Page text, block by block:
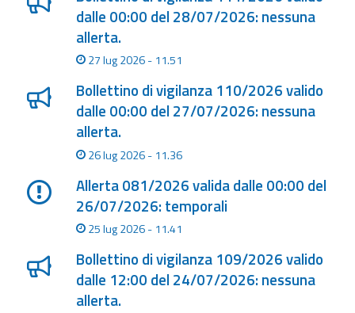
dalle 00:00 del 28/07/2026: nessuna
allerta.
27 lug 2026 - 11.51
Bollettino di vigilanza 110/2026 valido
dalle 00:00 del 27/07/2026: nessuna
allerta.
26 lug 2026 - 11.36
Allerta 081/2026 valida dalle 00:00 del
26/07/2026: temporali
25 lug 2026 - 11.41
Bollettino di vigilanza 109/2026 valido
dalle 12:00 del 24/07/2026: nessuna
allerta.